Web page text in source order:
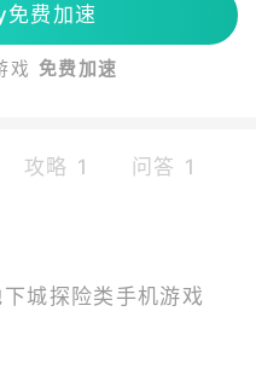
费加速
戏 免费加速
攻略 1 问答 1
城探险类手机游戏